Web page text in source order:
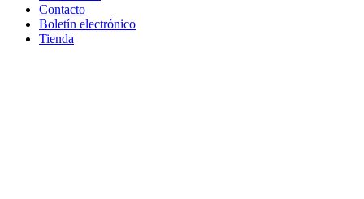
Contacto
Boletín electrónico
Tienda